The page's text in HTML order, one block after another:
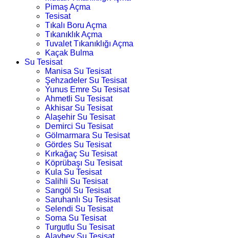
Pimaş Açma
Tesisat
Tıkalı Boru Açma
Tıkanıklık Açma
Tuvalet Tıkanıklığı Açma
Kaçak Bulma
Su Tesisat
Manisa Su Tesisat
Şehzadeler Su Tesisat
Yunus Emre Su Tesisat
Ahmetli Su Tesisat
Akhisar Su Tesisat
Alaşehir Su Tesisat
Demirci Su Tesisat
Gölmarmara Su Tesisat
Gördes Su Tesisat
Kırkağaç Su Tesisat
Köprübaşı Su Tesisat
Kula Su Tesisat
Salihli Su Tesisat
Sarıgöl Su Tesisat
Saruhanlı Su Tesisat
Selendi Su Tesisat
Soma Su Tesisat
Turgutlu Su Tesisat
Alaybey Su Tesisat